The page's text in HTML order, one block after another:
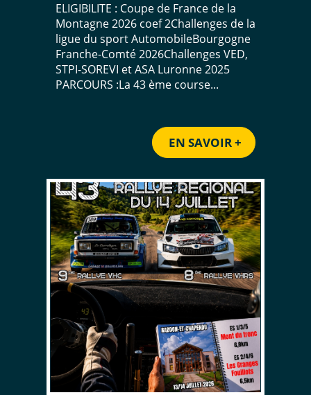
ELIGIBILITE : Coupe de France de la
Montagne 2026 coef 2Challenges de la
ligue du sport AutomobileBourgogne
Franche-Comté 2026Challenges VED,
STPI-SOREVI et ASA Luronne 2025
PARCOURS :La 43 ème course...
EN SAVOIR +